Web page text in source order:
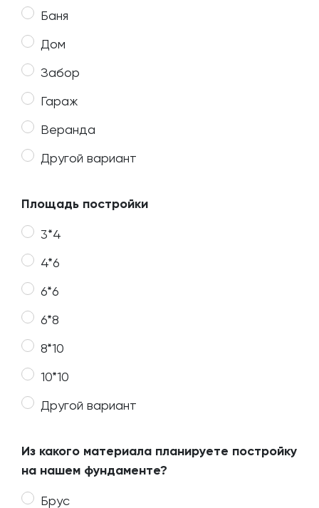
Баня
Дом
Забор
Гараж
Веранда
Другой вариант
Площадь постройки
3*4
4*6
6*6
6*8
8*10
10*10
Другой вариант
Из какого материала планируете постройку
на нашем фундаменте?
Брус